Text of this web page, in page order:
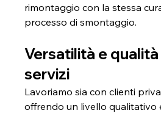
rimontaggio con la stessa
processo di smontaggio.
Versatilità e
servizi
Lavoriamo sia con clienti
offrendo un livello qualitativo